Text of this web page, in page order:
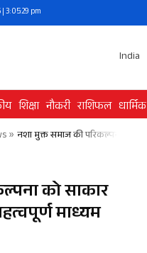
3:05:29 pm
India
शिक्षा नौकरी राशिफल धार्मिक
» नशा मुक्त समाज की परिकल्पना को
को साकार
माध्यम